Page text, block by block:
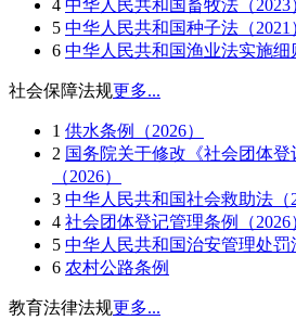
4 中华人民共和国畜牧法（2023
5 中华人民共和国种子法（2021
6 中华人民共和国渔业法实施细
社会保障法规更多...
1 供水条例（2026）
2 国务院关于修改《社会团体
（2026）
3 中华人民共和国社会救助法（
4 社会团体登记管理条例（2026
5 中华人民共和国治安管理处罚
6 农村公路条例
教育法律法规更多...